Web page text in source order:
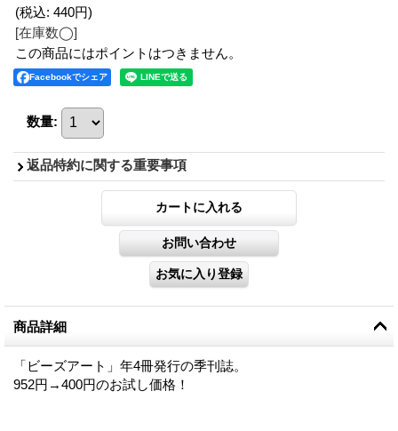
(税込: 440円)
[在庫数◯]
この商品にはポイントはつきません。
Facebookでシェア
数量:
返品特約に関する重要事項
商品詳細
「ビーズアート」年4冊発行の季刊誌。
952円→400円のお試し価格！